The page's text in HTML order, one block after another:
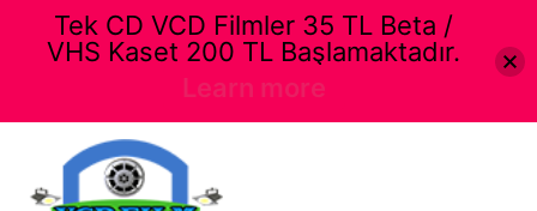
Tek CD VCD Filmler 35 TL Beta /
VHS Kaset 200 TL Başlamaktadır.
Learn more